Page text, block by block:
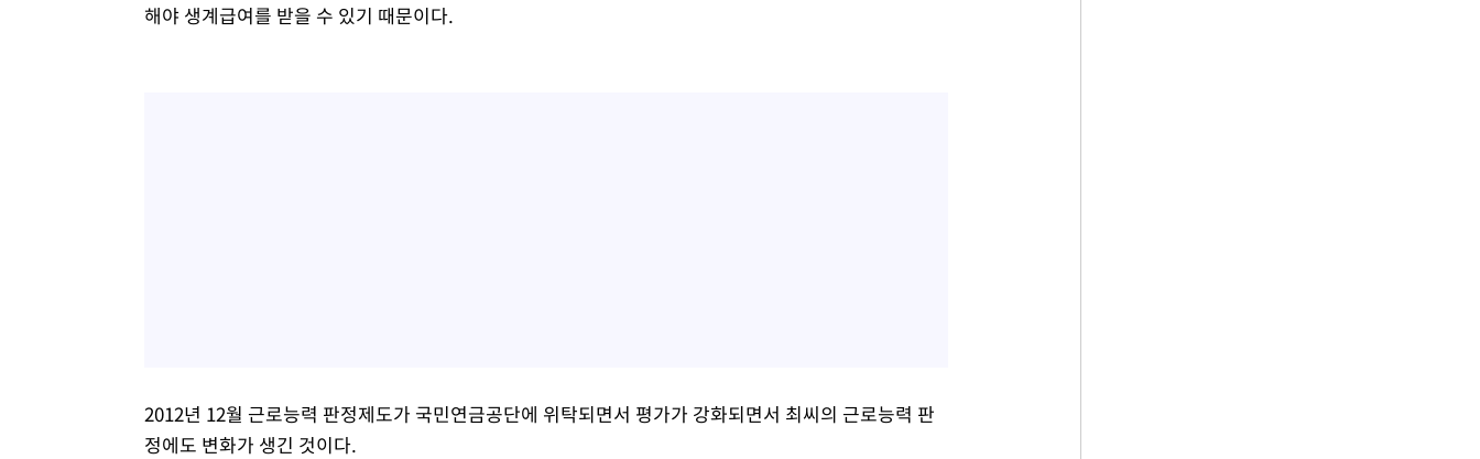
해야 생계급여를 받을 수 있기 때문이다.
2012년 12월 근로능력 판정제도가 국민연금공단에 위탁되면서 평가가 강화되면서 최씨의 근로능력 판
정에도 변화가 생긴 것이다.